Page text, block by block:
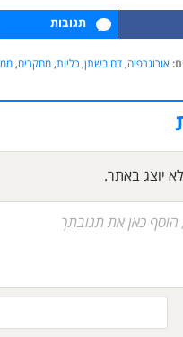
תגובות
אורוגרפיה,דם בשתן,כליות,מחקרים,
יוצג באתר.